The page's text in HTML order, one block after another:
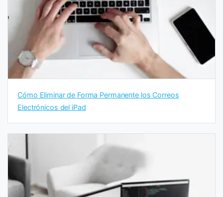
Cómo Eliminar de Forma Permanente los Correos
Electrónicos del iPad